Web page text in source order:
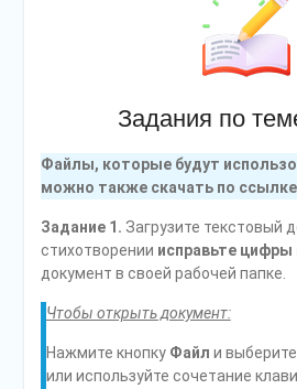
Задания по
Файлы, которые будут
можно также скачать по ссылке
Задание 1. Загрузите текстовый
стихотворении исправьте цифры
документ в своей рабочей папке.
Чтобы открыть документ:
Нажмите кнопку Файл и
или используйте сочетание